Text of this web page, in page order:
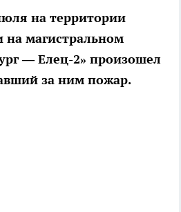
на территории
на магистральном
— Елец-2» произошел
за ним пожар.